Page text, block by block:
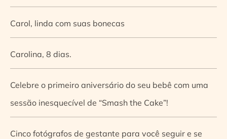
Carol, linda com suas bonecas
Carolina, 8 dias.
Celebre o primeiro aniversário do seu bebê com uma
sessão inesquecível de “Smash the Cake”!
Cinco fotógrafos de gestante para você seguir e se